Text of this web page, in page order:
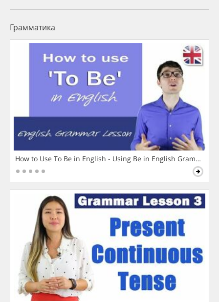
Грамматика
How to Use To Be in English - Using Be in English Grammar